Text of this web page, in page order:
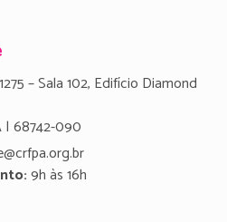
– Sala 102, Edifício Diamond
| 68742-090
9h às 16h